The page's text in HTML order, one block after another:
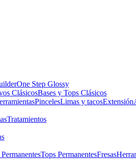
One Step Glossy
ClásicosBases y Tops Clásicos
PincelesLimas y tacosExtensión
Tratamientos
Tops PermanentesFresas